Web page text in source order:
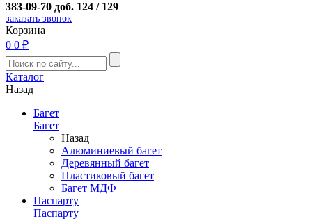
383-09-70 доб. 124 / 129
заказать звонок
Корзина
0 0 ₽
Каталог
Назад
Багет
Багет
Назад
Алюминиевый багет
Деревянный багет
Пластиковый багет
Багет МДФ
Паспарту
Паспарту